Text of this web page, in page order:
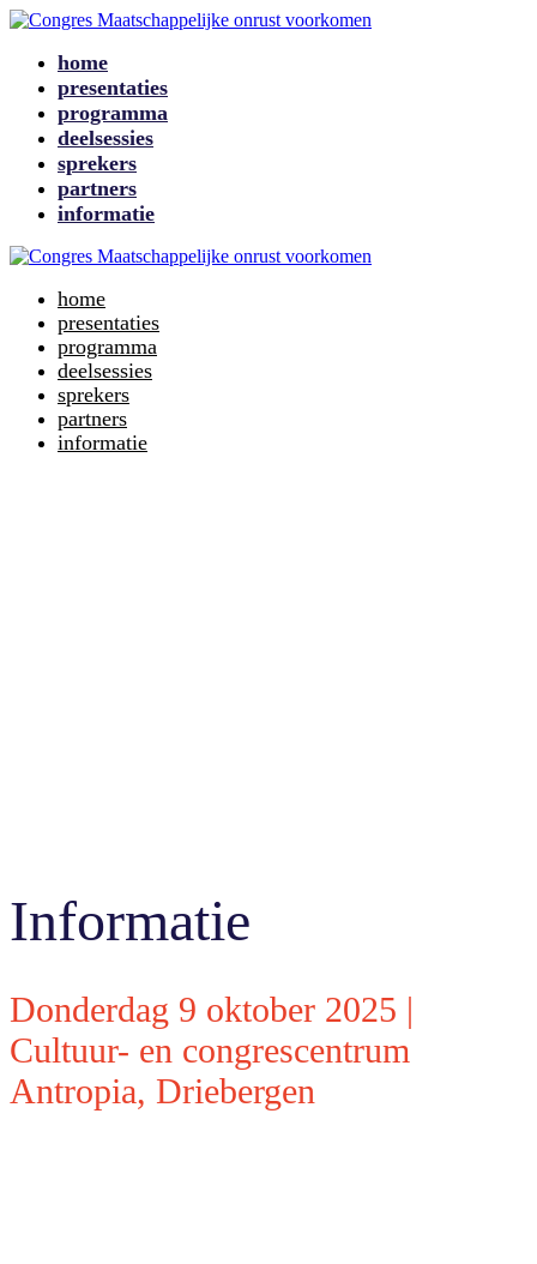
home
presentaties
programma
deelsessies
sprekers
partners
informatie
home
presentaties
programma
deelsessies
sprekers
partners
informatie
Informatie
Donderdag 9 oktober 2025 |
Cultuur- en congrescentrum
Antropia, Driebergen